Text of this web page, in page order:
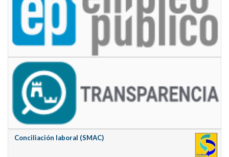
Conciliación laboral (SMAC)